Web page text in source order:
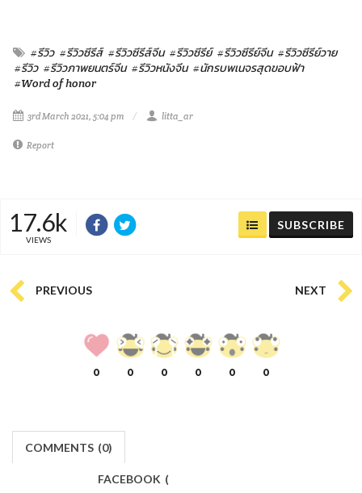
#รีวิว #รีวิวซีรีส์ #รีวิวซีรีส์จีน #รีวิวซีรีย์ #รีวิวซีรีย์จีน #รีวิวซีรีย์วาย
#รีวิว #รีวิวภาพยนตร์จีน #รีวิวหนังจีน #นักรบพเนจรสุดขอบฟ้า
#Word of honor
3rd March 2021, 5:04 pm litta_ar
Report
17.6k
VIEWS
SUBSCRIBE
PREVIOUS NEXT
0 0 0 0 0 0
COMMENTS (0)
FACEBOOK (